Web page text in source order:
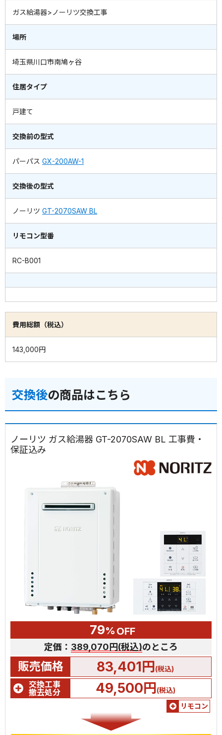
ガス給湯器>ノーリツ交換工事
場所
埼玉県川口市南鳩ヶ谷
住居タイプ
戸建て
交換前の型式
パーパス GX-200AW-1
交換後の型式
ノーリツ GT-2070SAW BL
リモコン型番
RC-B001
費用総額（税込）
143,000円
交換後の商品はこちら
ノーリツ ガス給湯器 GT-2070SAW BL 工事費・
保証込み
79% OFF
定価： 389,070円(税込)のところ
販売価格 83,401円(税込)
交換工事
撤去処分
49,500円(税込)
リモコン